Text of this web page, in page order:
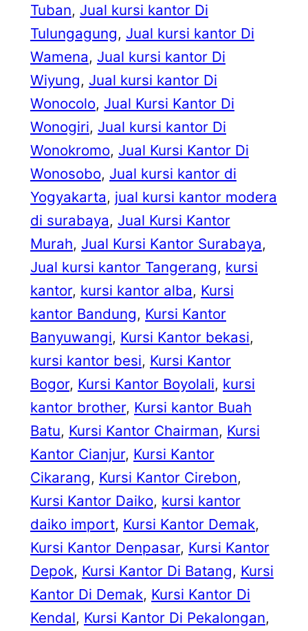
Tuban, Jual kursi kantor Di
Tulungagung, Jual kursi kantor Di
Wamena, Jual kursi kantor Di
Wiyung, Jual kursi kantor Di
Wonocolo, Jual Kursi Kantor Di
Wonogiri, Jual kursi kantor Di
Wonokromo, Jual Kursi Kantor Di
Wonosobo, Jual kursi kantor di
Yogyakarta, jual kursi kantor modera
di surabaya, Jual Kursi Kantor
Murah, Jual Kursi Kantor Surabaya
Jual kursi kantor Tangerang, kursi
kantor, kursi kantor alba, Kursi
kantor Bandung, Kursi Kantor
Banyuwangi, Kursi Kantor bekasi
kursi kantor besi, Kursi Kantor
Bogor, Kursi Kantor Boyolali, kursi
kantor brother, Kursi kantor Buah
Batu, Kursi Kantor Chairman, Kursi
Kantor Cianjur, Kursi Kantor
Cikarang, Kursi Kantor Cirebon
Kursi Kantor Daiko, kursi kantor
daiko import, Kursi Kantor Demak
Kursi Kantor Denpasar, Kursi Kantor
Depok, Kursi Kantor Di Batang, Kursi
Kantor Di Demak, Kursi Kantor Di
Kendal, Kursi Kantor Di Pekalongan